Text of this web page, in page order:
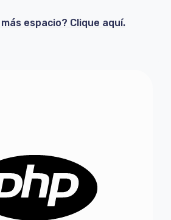
espacio? Clique aquí.